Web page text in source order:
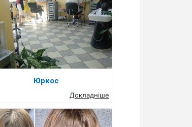
Юркос
Докладніше